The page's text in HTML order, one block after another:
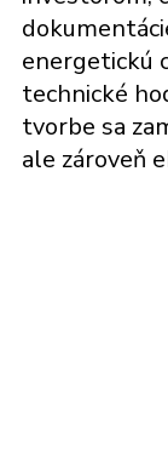
energetickú
technické
tvorbe sa
ale zároveň